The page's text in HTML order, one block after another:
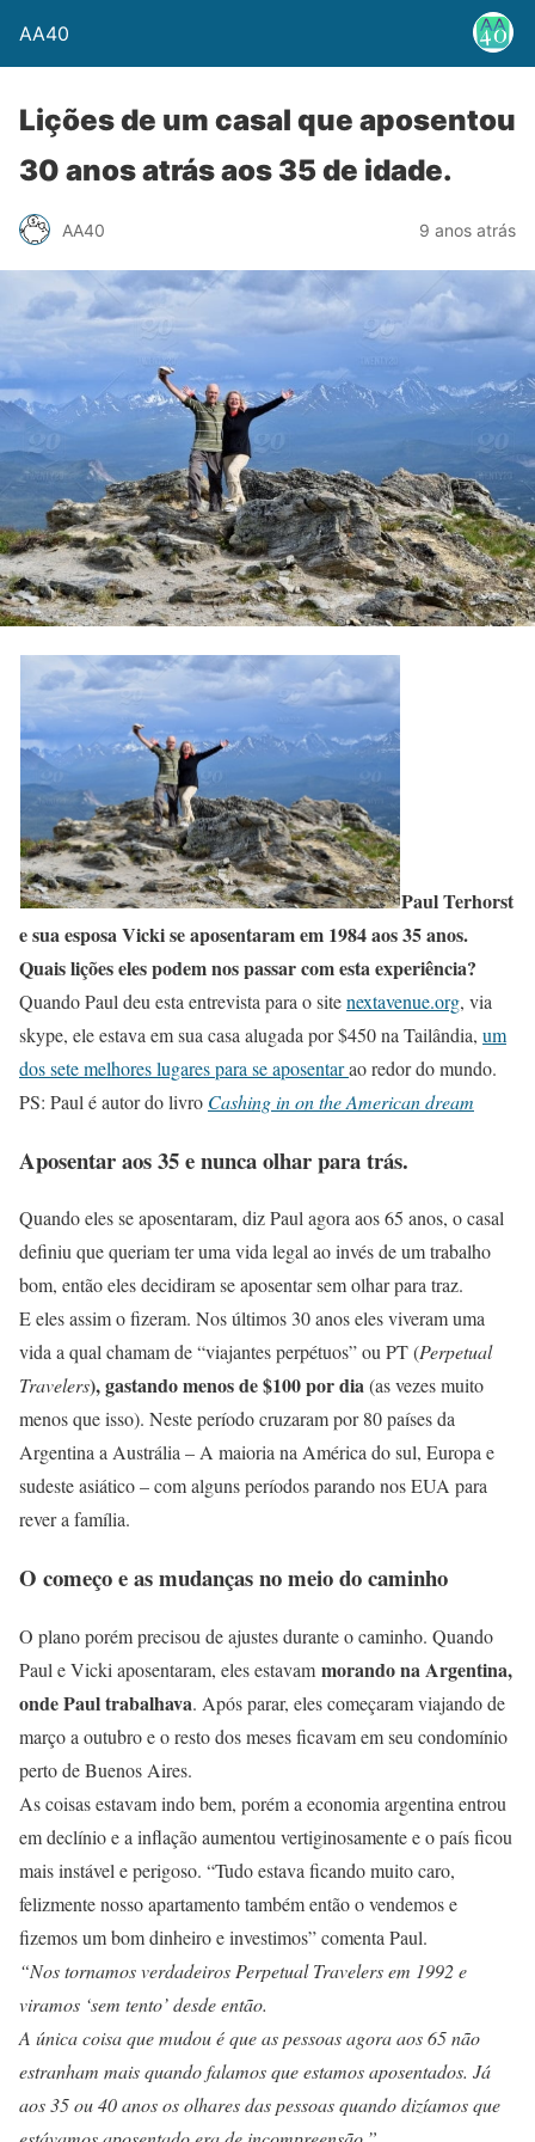
AA40
Lições de um casal que aposentou
30 anos atrás aos 35 de idade.
AA40 9 anos atrás
Paul Terhorst
e sua esposa Vicki se aposentaram em 1984 aos 35 anos.
Quais lições eles podem nos passar com esta experiência?
Quando Paul deu esta entrevista para o sitenextavenue.org, via
skype, ele estava em sua casa alugada por $450 na Tailândia, um
dos sete melhores lugares para se aposentarao redor do mundo.
PS: Paul é autor do livro Cashing in on the American dream
Aposentar aos 35 e nunca olhar para trás.
Quando eles se aposentaram, diz Paul agora aos 65 anos, o casal
definiu que queriam ter uma vida legal ao invés de um trabalho
bom, então eles decidiram se aposentar sem olhar para traz.
E eles assim o fizeram. Nos últimos 30 anos eles viveram uma
vida a qual chamam de “viajantes perpétuos” ou PT (Perpetual
Travelers), gastando menos de $100 por dia(as vezes muito
menos que isso). Neste período cruzaram por 80 países da
Argentina a Austrália – A maioria na América do sul, Europa e
sudeste asiático – com alguns períodos parando nos EUA para
rever a família.
O começo e as mudanças no meio do caminho
O plano porém precisou de ajustes durante o caminho. Quando
Paul e Vicki aposentaram, eles estavam morando na Argentina,
onde Paul trabalhava. Após parar, eles começaram viajando de
março a outubro e o resto dos meses ficavam em seu condomínio
perto de Buenos Aires.
As coisas estavam indo bem, porém a economia argentina entrou
em declínio e a inflação aumentou vertiginosamente e o país ficou
mais instável e perigoso. “Tudo estava ficando muito caro,
felizmente nosso apartamento também então o vendemos e
fizemos um bom dinheiro e investimos” comenta Paul.
“Nos tornamos verdadeiros Perpetual Travelers em 1992 e
viramos ‘sem tento’ desde então.
A única coisa que mudou é que as pessoas agora aos 65 não
estranham mais quando falamos que estamos aposentados. Já
aos 35 ou 40 anos os olhares das pessoas quando dizíamos que